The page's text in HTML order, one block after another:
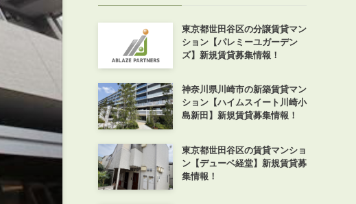
東京都世田谷区の分譲賃貸マン
ション【パレミーユガーデン
ズ】新規賃貸募集情報！
神奈川県川崎市の新築賃貸マン
ション【ハイムスイート川崎小
島新田】新規賃貸募集情報！
東京都世田谷区の賃貸マンショ
ン【デューベ経堂】新規賃貸募
集情報！